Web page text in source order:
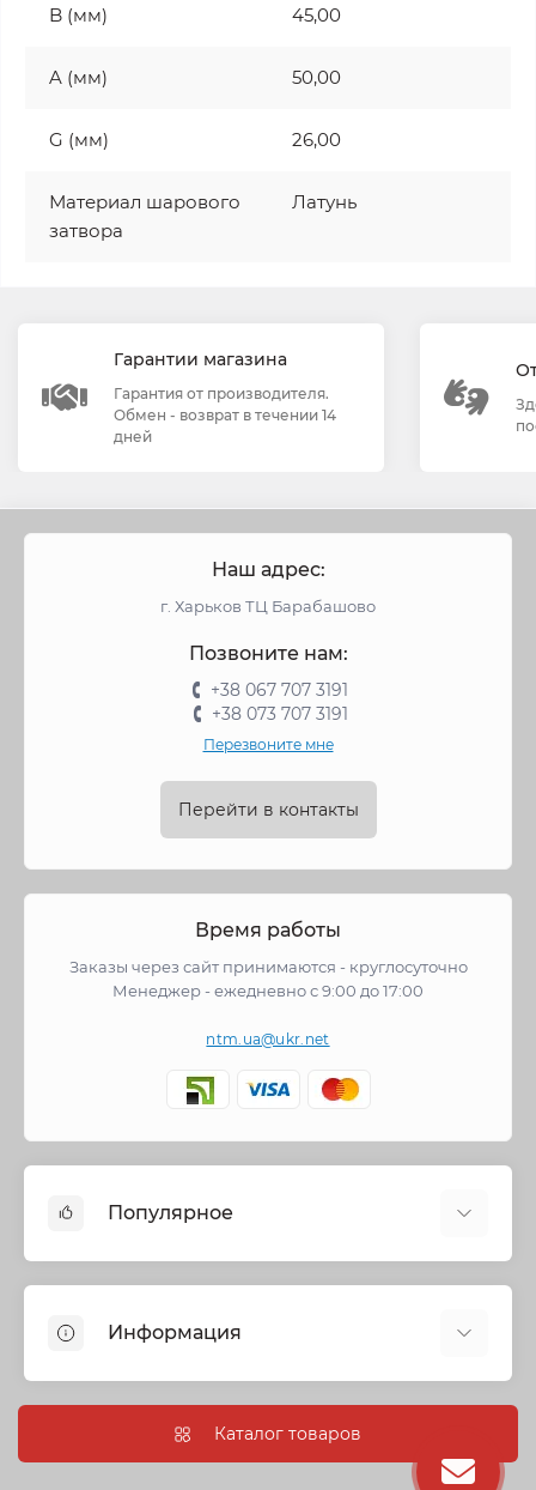
B (мм) 45,00
A (мм) 50,00
G (мм) 26,00
Материал шарового
затвора
Латунь
Гарантии магазина
Гарантия от производителя.
Обмен - возврат в течении 14
дней
Наш адрес:
г. Харьков ТЦ Барабашово
Позвоните нам:
+38 067 707 3191
+38 073 707 3191
Перезвоните мне
Перейти в контакты
Время работы
Заказы через сайт принимаются - круглосуточно
Менеджер - ежедневно с 9:00 до 17:00
ntm.ua@ukr.net
Популярное
Запорная арматура
Трубы и фитинги
Насосное оборудование
Информация
Информация о доставке
О нас
Каталог товаров